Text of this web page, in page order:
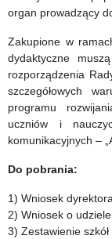
organ prowadzący
Zakupione w
dydaktyczne
rozporządzenia
szczegółowych
programu
uczniów i
komunikacyjnych –
Do pobrania:
1) Wniosek
2) Wniosek o
3) Zestawienie